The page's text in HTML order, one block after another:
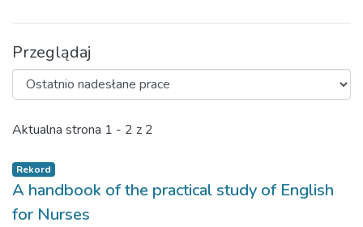
Przeglądaj
Ostatnio nadesłane prace
Aktualna strona 1 - 2 z 2
Rekord
A handbook of the practical study of English
for Nurses